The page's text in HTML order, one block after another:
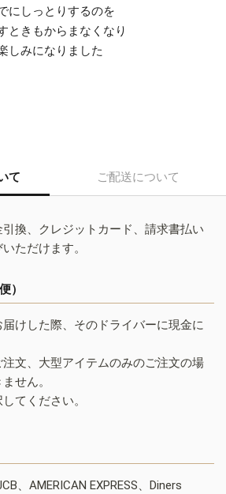
にしっとりするのを
きもからまなくなり
しみになりました
て ご配送について
換、クレジットカード、請求書払い
ただけます。
）
けした際、そのドライバーに現金に
文、大型アイテムのみのご注文の場
せん。
てください。
、AMERICAN EXPRESS、Diners